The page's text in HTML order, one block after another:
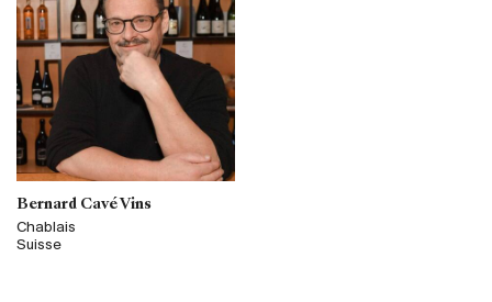
Bernard Cavé Vins
Chablais
Suisse